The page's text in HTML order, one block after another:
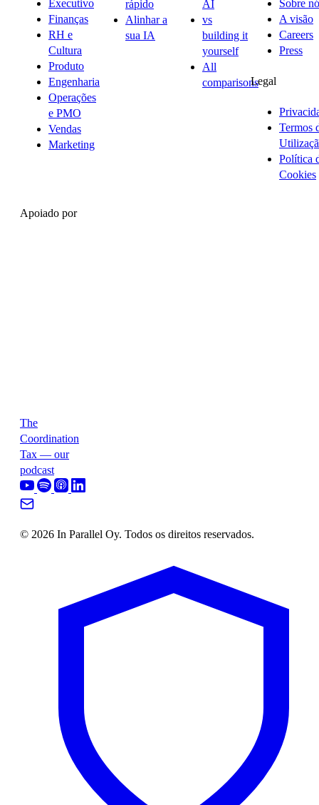
Executivo
Finanças
RH e
Cultura
Produto
Engenharia
Operações
e PMO
Vendas
Marketing
rápido
Alinhar a
sua IA
AI
vs
building it
yourself
All
comparisons
Sobre
A visão
Careers
Press
Legal
Termos
Política
Cookies
Apoiado por
The
Coordination
Tax — our
podcast
© 2026 In Parallel Oy. Todos os direitos reservados.